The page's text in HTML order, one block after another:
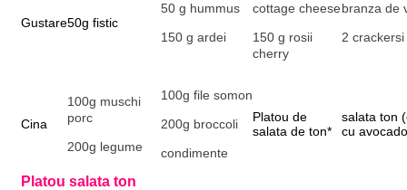
Gustare50g fistic
50 g hummus
150 g ardei
cottage cheese
150 g rosii
cherry
branza de
2
Cina
100g muschi
porc
200g legume
100g file somon
200g broccoli
condimente
Platou de
salata de ton*
salata ton
cu
Platou salata ton